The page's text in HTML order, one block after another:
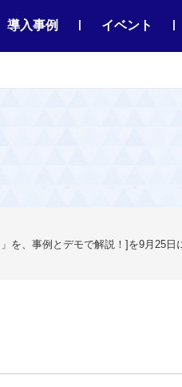
導入事例 | イベント |
を、事例とデモで解説！]を9月25